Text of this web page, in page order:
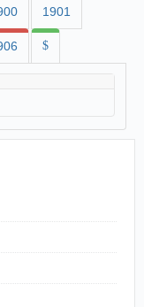
1901
$